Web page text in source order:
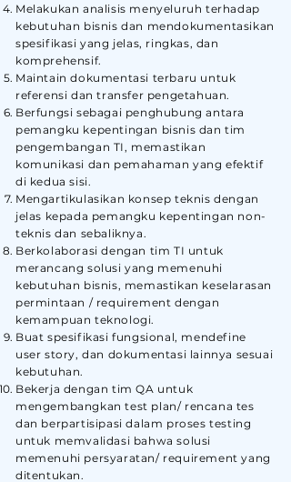
Melakukan analisis menyeluruh terhadap
kebutuhan bisnis dan mendokumentasikan
spesifikasi yang jelas, ringkas, dan
komprehensif.
Maintain dokumentasi terbaru untuk
referensi dan transfer pengetahuan.
Berfungsi sebagai penghubung antara
pemangku kepentingan bisnis dan tim
pengembangan TI, memastikan
komunikasi dan pemahaman yang efektif
di kedua sisi.
Mengartikulasikan konsep teknis dengan
jelas kepada pemangku kepentingan non-
teknis dan sebaliknya.
Berkolaborasi dengan tim TI untuk
merancang solusi yang memenuhi
kebutuhan bisnis, memastikan keselarasan
permintaan / requirement dengan
kemampuan teknologi.
Buat spesifikasi fungsional, mendefine
user story, dan dokumentasi lainnya sesuai
kebutuhan.
Bekerja dengan tim QA untuk
mengembangkan test plan/ rencana tes
dan berpartisipasi dalam proses testing
untuk memvalidasi bahwa solusi
memenuhi persyaratan/ requirement yang
ditentukan.